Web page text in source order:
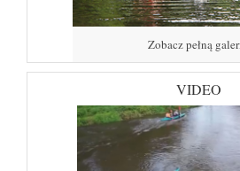
Zobacz pełną
VIDEO